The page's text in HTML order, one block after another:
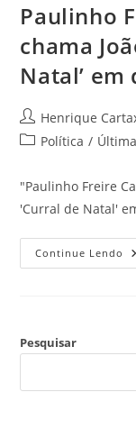
Paulinho
chama
Natal’
Henrique
Política /
"Paulinho Freire
'Curral de Natal'
Continue Lendo
Pesquisar